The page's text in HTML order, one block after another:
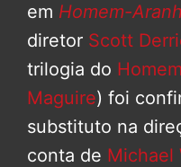
em Homem-
diretor Scott
trilogia do
Maguire) foi
substituto na
conta de Michael